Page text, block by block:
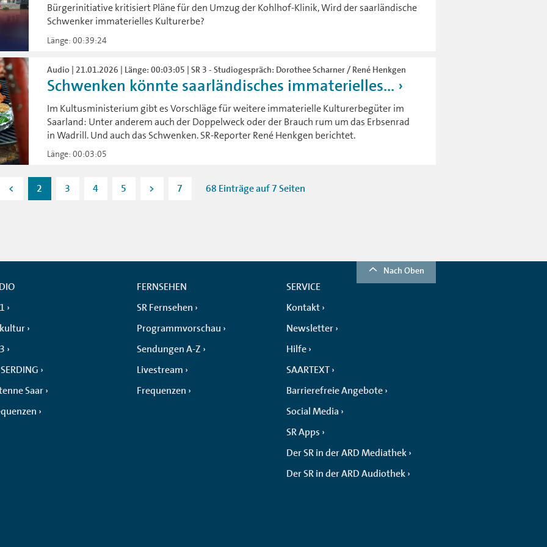
Bürgerinitiative kritisiert Pläne für den Umzug der Kohlhof-Klinik, Wird der saarländische
Schwenker immaterielles Kulturerbe?
Länge: 00:39:24
Audio | 21.01.2026 | Länge: 00:03:05 | SR 3 - Studiogespräch: Dorothee Scharner / René Henkgen
Schwenken könnte saarländisches immaterielles...
Im Kultusministerium gibt es Vorschläge für weitere immaterielle Kulturerbegüter im
Saarland: Unter anderem auch der Doppelweck oder der Brauch rum um das Erbsenrad
in Wadrill. Und auch das Schwenken. SR-Reporter René Henkgen berichtet.
Länge: 00:03:05
< 2 3 4 5 > 7 68 Einträge auf 7 Seiten
Nach Oben
kultur
Saar
FERNSEHEN
SR Fernsehen
Programmvorschau
Sendungen A-Z
Livestream
Frequenzen
SERVICE
Kontakt
Newsletter
Hilfe
SAARTEXT
Barrierefreie Angebote
Social Media
SR Apps
Der SR in der ARD Mediathek
Der SR in der ARD Audiothek